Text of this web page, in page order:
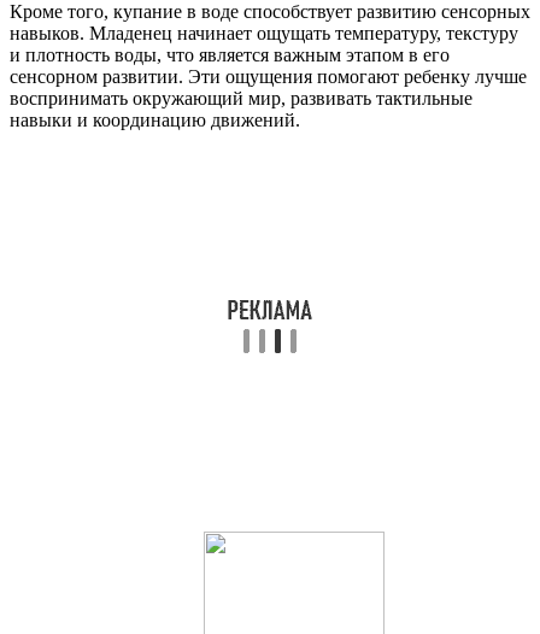
Кроме того, купание в воде способствует развитию сенсорных
навыков. Младенец начинает ощущать температуру, текстуру
и плотность воды, что является важным этапом в его
сенсорном развитии. Эти ощущения помогают ребенку лучше
воспринимать окружающий мир, развивать тактильные
навыки и координацию движений.